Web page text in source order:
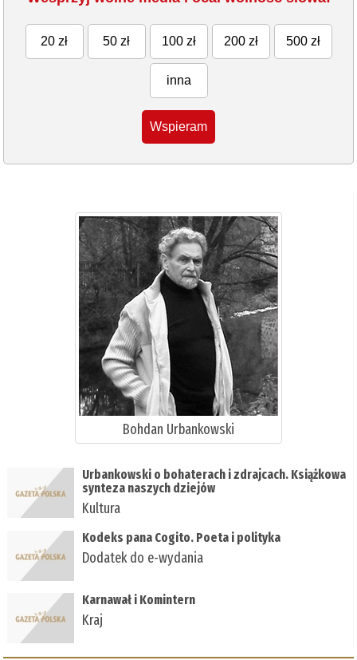
20 zł 50 zł 100 zł 200 zł 500 zł
inna
Wspieram
Bohdan Urbankowski
Urbankowski o bohaterach i zdrajcach. Książkowa
synteza naszych dziejów
Kultura
Kodeks pana Cogito. Poeta i polityka
Dodatek do e-wydania
Karnawał i Komintern
Kraj